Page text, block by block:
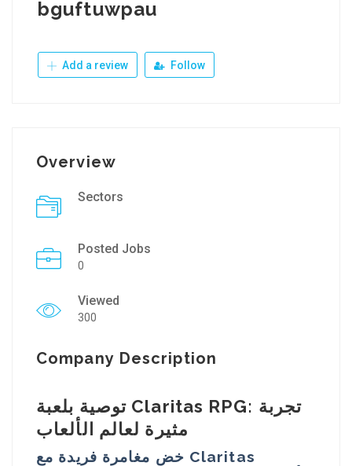
bguftuwpau
Add a review Follow
Overview
Sectors
Posted Jobs
0
Viewed
300
Company Description
توصية بلعبة Claritas RPG: تجربة
مثيرة لعالم الألعاب
خض مغامرة فريدة مع Claritas